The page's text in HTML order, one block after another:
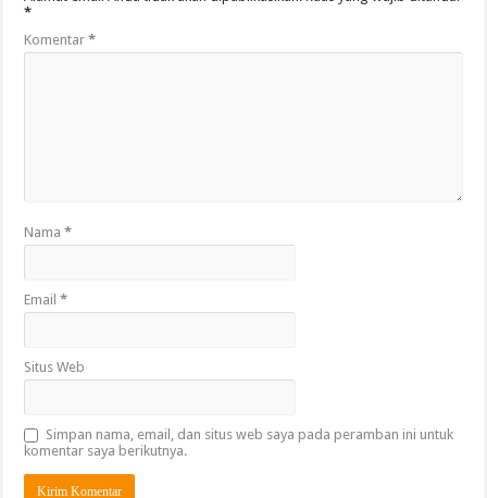
*
Komentar*
Nama*
Email*
Situs Web
Simpan nama, email, dan situs web saya pada peramban ini untuk
komentar saya berikutnya.